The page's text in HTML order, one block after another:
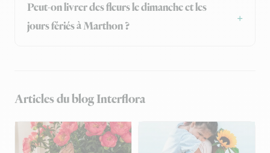
Peut-on livrer des fleurs le dimanche et les
jours fériés à Marthon ?
Articles du blog Interflora